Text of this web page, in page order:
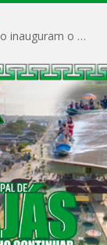
Prefeito Vivaldo Mendes e vice-prefeito Quito inauguram o CAPS e fortalecem a saúde pública em Anajás.